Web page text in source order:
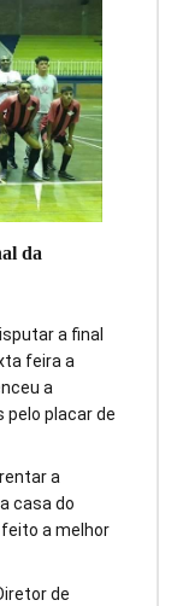
da
a final
feira a
a
pelo placar de
a
casa do
a melhor
de